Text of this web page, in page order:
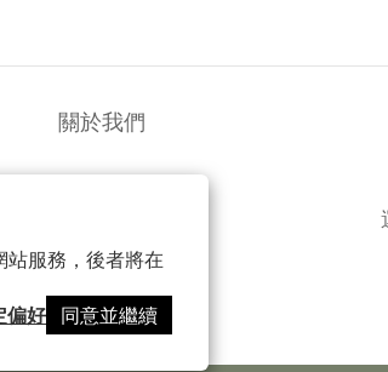
站服務，後者將在
偏好 同意並繼續
關於我們